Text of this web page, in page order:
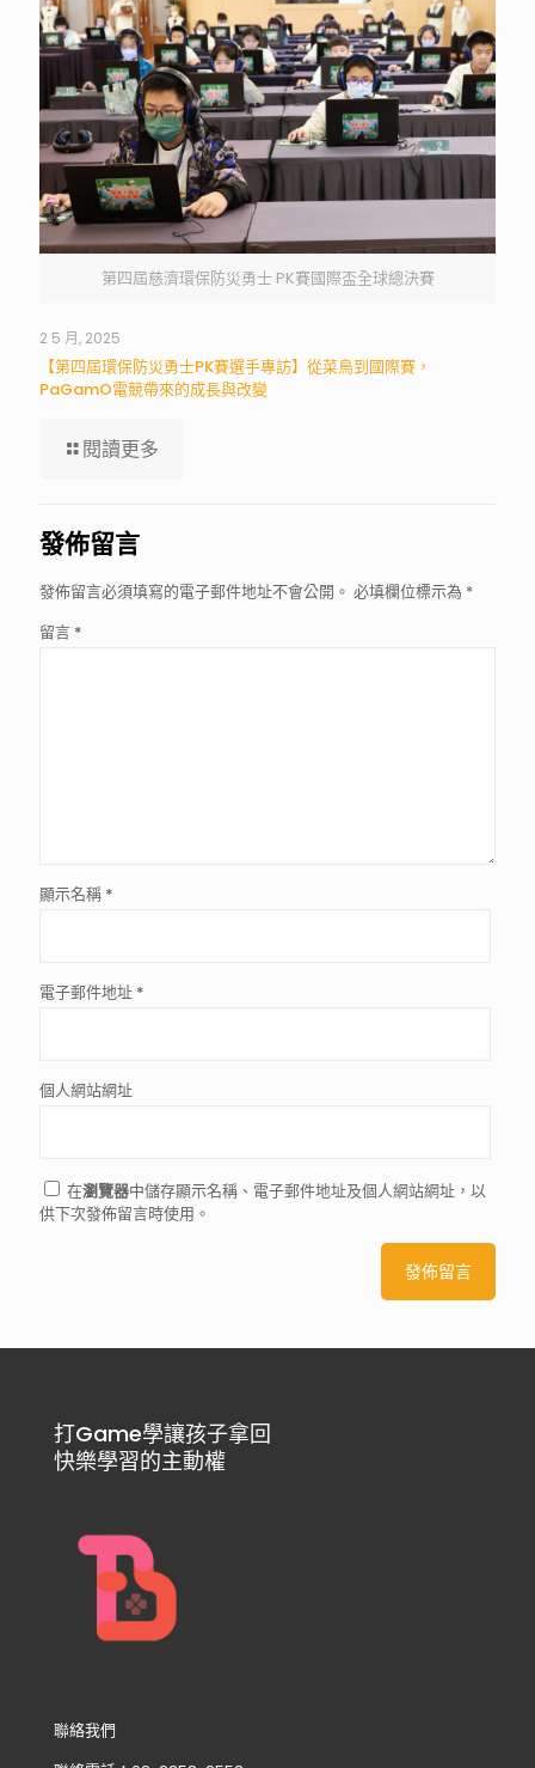
第四屆慈濟環保防災勇士 PK賽國際盃全球總決賽
2 5 月, 2025
【第四屆環保防災勇士PK賽選手專訪】從菜鳥到國際賽，
PaGamO電競帶來的成長與改變
閱讀更多
發佈留言
發佈留言必須填寫的電子郵件地址不會公開。 必填欄位標示為 *
留言 *
顯示名稱 *
電子郵件地址 *
個人網站網址
在瀏覽器中儲存顯示名稱、電子郵件地址及個人網站網址，以
供下次發佈留言時使用。
打Game學讓孩子拿回
快樂學習的主動權
聯絡我們